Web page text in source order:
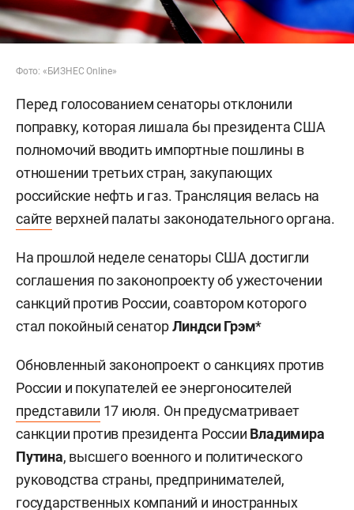
Фото: «БИЗНЕС Online»
Перед голосованием сенаторы отклонили
поправку, которая лишала бы президента США
полномочий вводить импортные пошлины в
отношении третьих стран, закупающих
российские нефть и газ. Трансляция велась на
сайте верхней палаты законодательного органа.
На прошлой неделе сенаторы США достигли
соглашения по законопроекту об ужесточении
санкций против России, соавтором которого
стал покойный сенаторЛиндси Грэм*
Обновленный законопроект о санкциях против
России и покупателей ее энергоносителей
представили 17 июля. Он предусматривает
санкции против президента России Владимира
Путина, высшего военного и политического
руководства страны, предпринимателей,
государственных компаний и иностранных